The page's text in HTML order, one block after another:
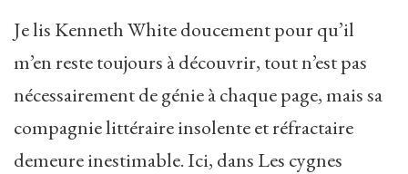
Je lis Kenneth White doucement pour qu’il
m’en reste toujours à découvrir, tout n’est pas
nécessairement de génie à chaque page, mais sa
compagnie littéraire insolente et réfractaire
demeure inestimable. Ici, dans Les cygnes